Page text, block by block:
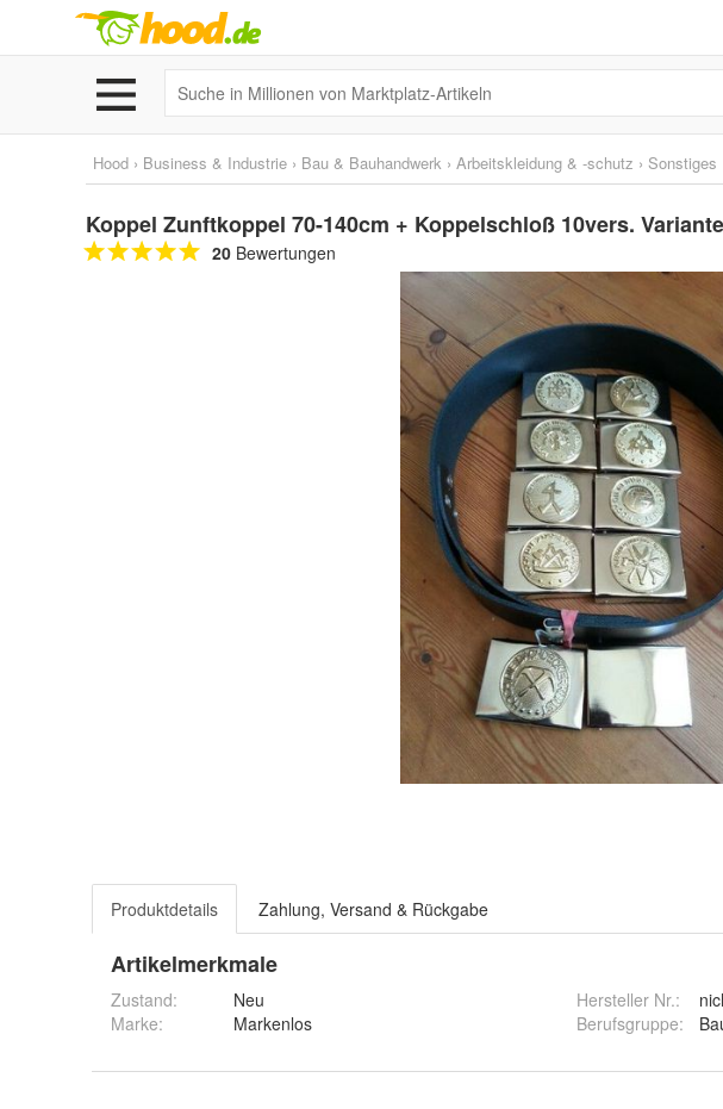
Hood › Business & Industrie › Bau & Bauhandwerk › Arbeitskleidung & -schutz › Sonstiges
Koppel Zunftkoppel 70-140cm + Koppelschloß 10vers.
20 Bewertungen
Produktdetails Zahlung, Versand & Rückgabe
Artikelmerkmale
Zustand:
Neu
Marke:
Markenlos
Hersteller Nr.:
Berufsgruppe: